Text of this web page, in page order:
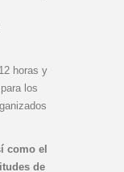
horas y
los
como el
de